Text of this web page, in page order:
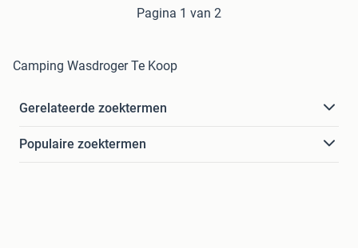
Pagina 1 van 2
Camping Wasdroger Te Koop
Gerelateerde zoektermen
Populaire zoektermen